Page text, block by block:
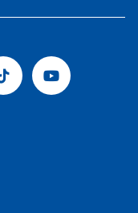
Tiktok Youtube